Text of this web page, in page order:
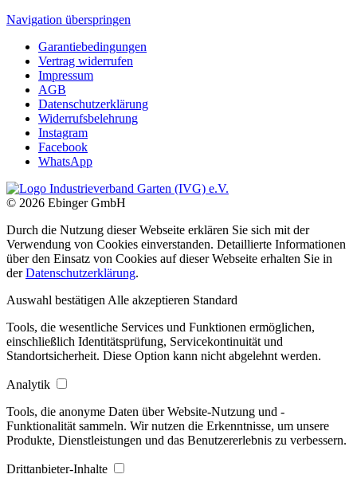
Navigation überspringen
Garantiebedingungen
Vertrag widerrufen
Impressum
AGB
Datenschutzerklärung
Widerrufsbelehrung
Instagram
Facebook
WhatsApp
© 2026 Ebinger GmbH
Durch die Nutzung dieser Webseite erklären Sie sich mit der
Verwendung von Cookies einverstanden. Detaillierte Informationen
über den Einsatz von Cookies auf dieser Webseite erhalten Sie in
derDatenschutzerklärung.
Auswahl bestätigen Alle akzeptieren Standard
Tools, die wesentliche Services und Funktionen ermöglichen,
einschließlich Identitätsprüfung, Servicekontinuität und
Standortsicherheit. Diese Option kann nicht abgelehnt werden.
Analytik
Tools, die anonyme Daten über Website-Nutzung und -
Funktionalität sammeln. Wir nutzen die Erkenntnisse, um unsere
Produkte, Dienstleistungen und das Benutzererlebnis zu verbessern.
Drittanbieter-Inhalte